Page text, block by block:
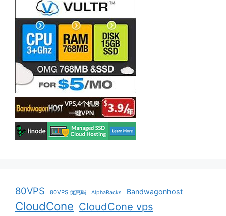
80VPS 80VPS 优惠码 AlphaRacks Bandwagonhost
CloudCone CloudCone vps